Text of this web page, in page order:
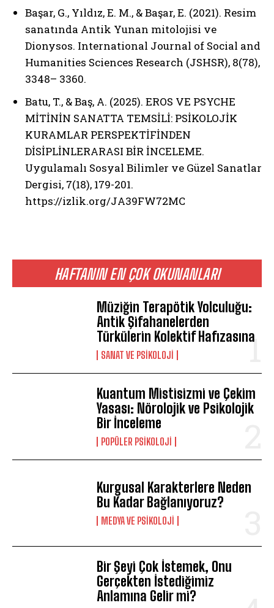
Gizlilik politikasını okudum, onaylıyorum.
HAFTANIN EN ÇOK OKUNANLARI
Müziğin Terapötik Yolculuğu:
Antik Şifahanelerden
Türkülerin Kolektif Hafızasına
SANAT VE PSIKOLOJI
Kuantum Mistisizmi ve Çekim
Yasası: Nörolojik ve Psikolojik
Bir İnceleme
POPÜLER PSIKOLOJI
Kurgusal Karakterlere Neden
Bu Kadar Bağlanıyoruz?
MEDYA VE PSIKOLOJI
Bir Şeyi Çok İstemek, Onu
Gerçekten İstediğimiz
Anlamına Gelir mi?
Başar, G., Yıldız, E. M., & Başar, E. (2021). Resim
sanatında Antik Yunan mitolojisi ve
Dionysos. International Journal of Social and
Humanities Sciences Research (JSHSR), 8(78),
3348– 3360.
Batu, T., & Baş, A. (2025). EROS VE PSYCHE
MİTİNİN SANATTA TEMSİLİ: PSİKOLOJİK
KURAMLAR PERSPEKTİFİNDEN
DİSİPLİNLERARASI BİR İNCELEME.
Uygulamalı Sosyal Bilimler ve Güzel Sanatlar
Dergisi, 7(18), 179-201.
https://izlik.org/JA39FW72MC